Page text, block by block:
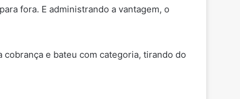
fora. E administrando a vantagem, o
e bateu com categoria, tirando do